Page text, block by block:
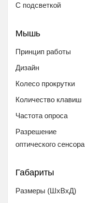
С подсветкой
Мышь
Принцип работы
Дизайн
Колесо прокрутки
Количество клавиш
Частота опроса
Разрешение
оптического сенсора
Габариты
Размеры (ШxВxД)